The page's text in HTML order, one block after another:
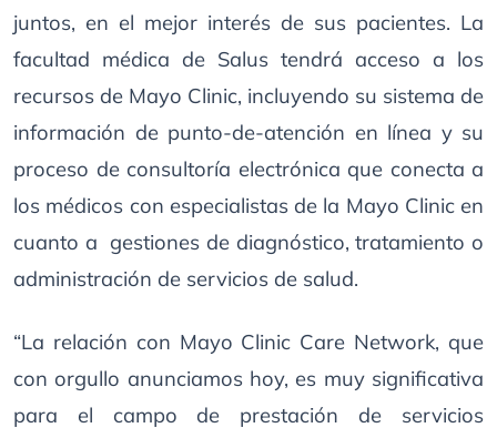
juntos, en el mejor interés de sus pacientes. La
facultad médica de Salus tendrá acceso a los
recursos de Mayo Clinic, incluyendo su sistema de
información de punto-de-atención en línea y su
proceso de consultoría electrónica que conecta a
los médicos con especialistas de la Mayo Clinic en
cuanto a gestiones de diagnóstico, tratamiento o
administración de servicios de salud.
“La relación con Mayo Clinic Care Network, que
con orgullo anunciamos hoy, es muy significativa
para el campo de prestación de servicios